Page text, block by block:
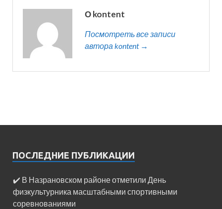
О kontent
Посмотреть все записи
автора kontent →
ПОСЛЕДНИЕ ПУБЛИКАЦИИ
✔️ В Назрановском районе отметили День
физкультурника масштабными спортивными
соревнованиями